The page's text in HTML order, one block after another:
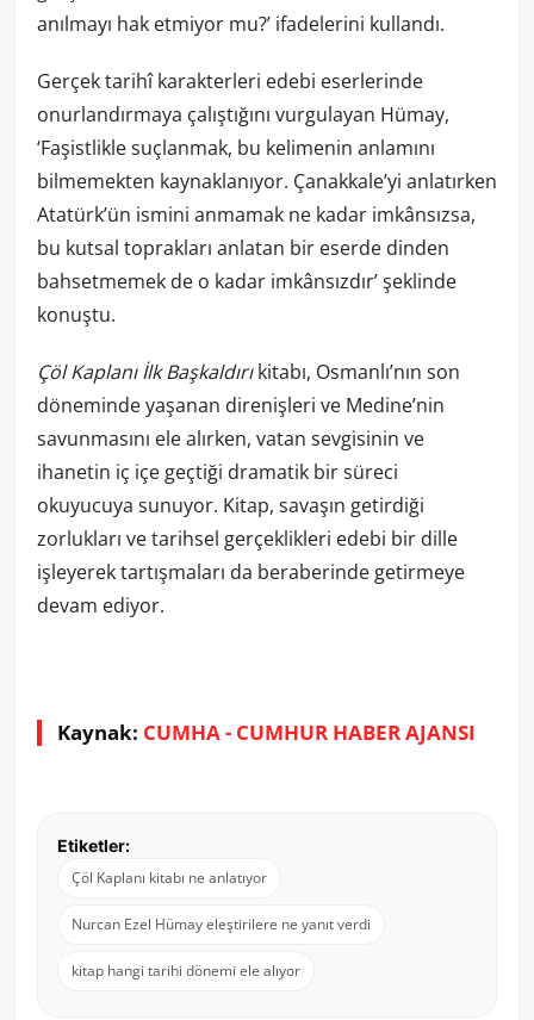
anılmayı hak etmiyor mu?’ ifadelerini kullandı.
Gerçek tarihî karakterleri edebi eserlerinde
onurlandırmaya çalıştığını vurgulayan Hümay,
‘Faşistlikle suçlanmak, bu kelimenin anlamını
bilmemekten kaynaklanıyor. Çanakkale’yi anlatırken
Atatürk’ün ismini anmamak ne kadar imkânsızsa,
bu kutsal toprakları anlatan bir eserde dinden
bahsetmemek de o kadar imkânsızdır’ şeklinde
konuştu.
Çöl Kaplanı İlk Başkaldırıkitabı, Osmanlı’nın son
döneminde yaşanan direnişleri ve Medine’nin
savunmasını ele alırken, vatan sevgisinin ve
ihanetin iç içe geçtiği dramatik bir süreci
okuyucuya sunuyor. Kitap, savaşın getirdiği
zorlukları ve tarihsel gerçeklikleri edebi bir dille
işleyerek tartışmaları da beraberinde getirmeye
devam ediyor.
Kaynak: CUMHA - CUMHUR HABER AJANSI
Etiketler:
Çöl Kaplanı kitabı ne anlatıyor
Nurcan Ezel Hümay eleştirilere ne yanıt verdi
kitap hangi tarihi dönemi ele alıyor